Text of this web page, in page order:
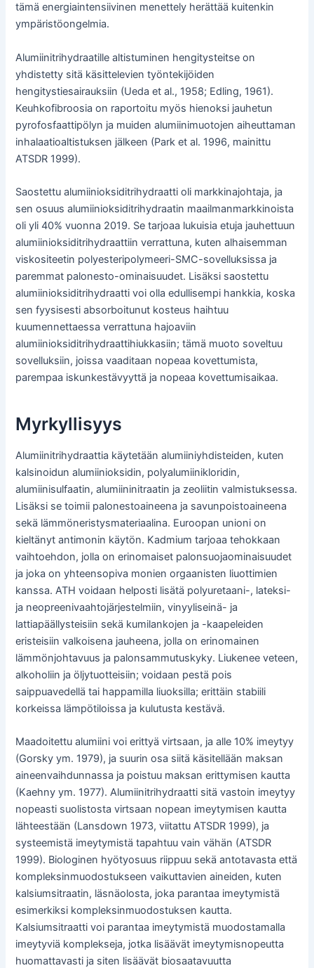
tämä energiaintensiivinen menettely herättää kuitenkin
ympäristöongelmia.
Alumiinitrihydraatille altistuminen hengitysteitse on
yhdistetty sitä käsittelevien työntekijöiden
hengitystiesairauksiin (Ueda et al., 1958; Edling, 1961).
Keuhkofibroosia on raportoitu myös hienoksi jauhetun
pyrofosfaattipölyn ja muiden alumiinimuotojen aiheuttaman
inhalaatioaltistuksen jälkeen (Park et al. 1996, mainittu
ATSDR 1999).
Saostettu alumiinioksiditrihydraatti oli markkinajohtaja, ja
sen osuus alumiinioksiditrihydraatin maailmanmarkkinoista
oli yli 40% vuonna 2019. Se tarjoaa lukuisia etuja jauhettuun
alumiinioksiditrihydraattiin verrattuna, kuten alhaisemman
viskositeetin polyesteripolymeeri-SMC-sovelluksissa ja
paremmat palonesto-ominaisuudet. Lisäksi saostettu
alumiinioksiditrihydraatti voi olla edullisempi hankkia, koska
sen fyysisesti absorboitunut kosteus haihtuu
kuumennettaessa verrattuna hajoaviin
alumiinioksiditrihydraattihiukkasiin; tämä muoto soveltuu
sovelluksiin, joissa vaaditaan nopeaa kovettumista,
parempaa iskunkestävyyttä ja nopeaa kovettumisaikaa.
Myrkyllisyys
Alumiinitrihydraattia käytetään alumiiniyhdisteiden, kuten
kalsinoidun alumiinioksidin, polyalumiinikloridin,
alumiinisulfaatin, alumiininitraatin ja zeoliitin valmistuksessa.
Lisäksi se toimii palonestoaineena ja savunpoistoaineena
sekä lämmöneristysmateriaalina. Euroopan unioni on
kieltänyt antimonin käytön. Kadmium tarjoaa tehokkaan
vaihtoehdon, jolla on erinomaiset palonsuojaominaisuudet
ja joka on yhteensopiva monien orgaanisten liuottimien
kanssa. ATH voidaan helposti lisätä polyuretaani-, lateksi-
ja neopreenivaahtojärjestelmiin, vinyyliseinä- ja
lattiapäällysteisiin sekä kumilankojen ja -kaapeleiden
eristeisiin valkoisena jauheena, jolla on erinomainen
lämmönjohtavuus ja palonsammutuskyky. Liukenee veteen,
alkoholiin ja öljytuotteisiin; voidaan pestä pois
saippuavedellä tai happamilla liuoksilla; erittäin stabiili
korkeissa lämpötiloissa ja kulutusta kestävä.
Maadoitettu alumiini voi erittyä virtsaan, ja alle 10% imeytyy
(Gorsky ym. 1979), ja suurin osa siitä käsitellään maksan
aineenvaihdunnassa ja poistuu maksan erittymisen kautta
(Kaehny ym. 1977). Alumiinitrihydraatti sitä vastoin imeytyy
nopeasti suolistosta virtsaan nopean imeytymisen kautta
lähteestään (Lansdown 1973, viitattu ATSDR 1999), ja
systeemistä imeytymistä tapahtuu vain vähän (ATSDR
1999). Biologinen hyötyosuus riippuu sekä antotavasta että
kompleksinmuodostukseen vaikuttavien aineiden, kuten
kalsiumsitraatin, läsnäolosta, joka parantaa imeytymistä
esimerkiksi kompleksinmuodostuksen kautta.
Kalsiumsitraatti voi parantaa imeytymistä muodostamalla
imeytyviä komplekseja, jotka lisäävät imeytymisnopeutta
huomattavasti ja siten lisäävät biosaatavuutta